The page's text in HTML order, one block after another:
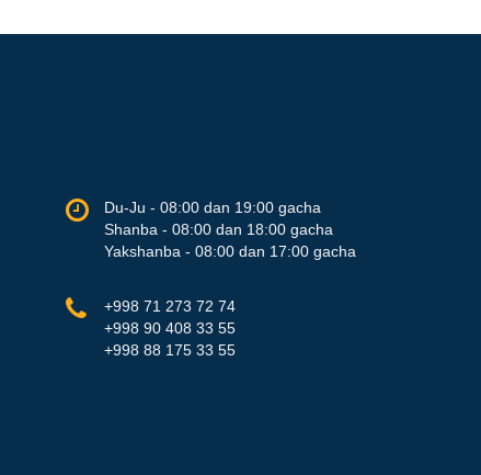
Du-Ju - 08:00 dan 19:00 gacha
Shanba - 08:00 dan 18:00 gacha
Yakshanba - 08:00 dan 17:00 gacha
+998 71 273 72 74
+998 90 408 33 55
+998 88 175 33 55